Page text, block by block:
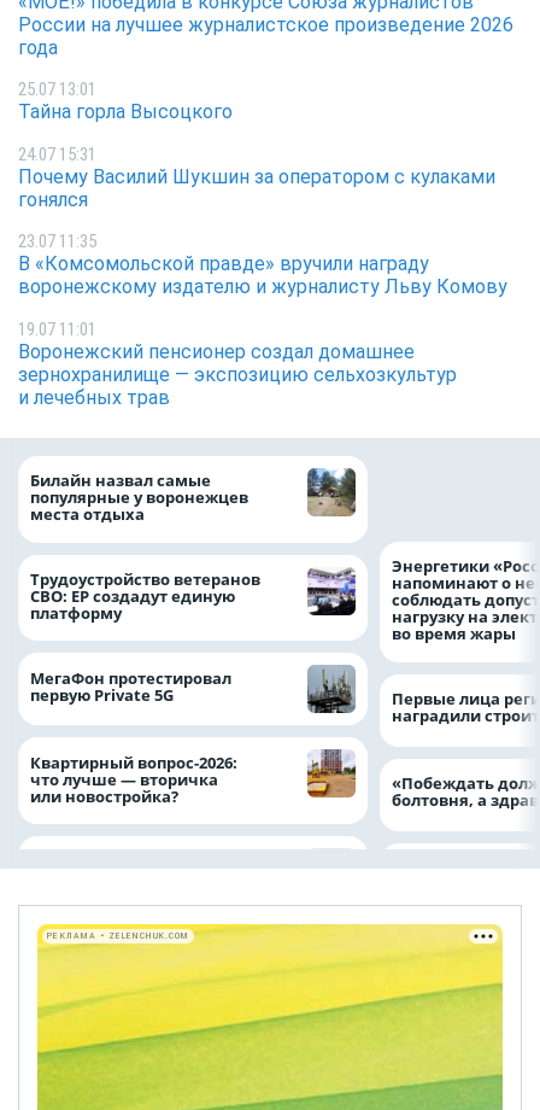
России на лучшее журналистское произведение 2026
года
25.07 13:01
Тайна горла Высоцкого
24.07 15:31
Почему Василий Шукшин за оператором с кулаками
гонялся
23.07 11:35
В «Комсомольской правде» вручили награду
воронежскому издателю и журналисту Льву Комову
19.07 11:01
Воронежский пенсионер создал домашнее
зернохранилище — экспозицию сельхозкультур
и лечебных трав
Билайн назвал самые
популярные у воронежцев
места отдыха
Трудоустройство ветеранов
СВО: ЕР создадут единую
платформу
МегаФон протестировал
первую Private 5G
Квартирный вопрос-2026:
что лучше — вторичка
или новостройка?
Энергетики
напоминают о
соблюдать
нагрузку на
во время жары
Первые лица
наградили
«Побеждать
болтовня, а
РЕКЛАМА • ZELENCHUK.COM